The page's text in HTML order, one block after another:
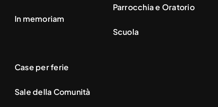
In memoriam
Parrocchia e Oratorio
Scuola
Case per ferie
Sale della Comunità